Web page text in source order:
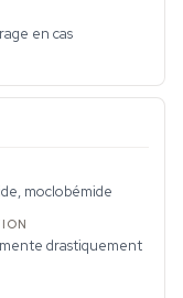
en cas
moclobémide
drastiquement